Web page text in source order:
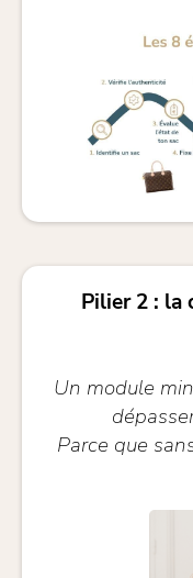
Pilier 2 : la
Un module
Parce que